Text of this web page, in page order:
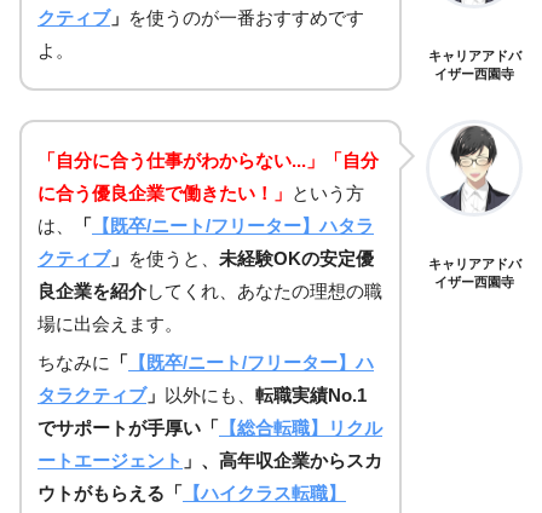
クティブ」 を使うのが一番おすすめです
よ。
キャリアアドバ
イザー西園寺
「自分に合う仕事がわからない...」「自分
に合う優良企業で働きたい！」 という方
は、
「 【既卒/ニート/フリーター】ハタラ
クティブ」 を使うと、 未経験OKの安定優
良企業を紹介してくれ、あなたの理想の職
場に出会えます。
ちなみに
「 【既卒/ニート/フリーター】ハ
タラクティブ」 以外にも、 転職実績No.1
でサポートが手厚い「 【総合転職】リクル
ートエージェント 」、高年収企業からスカ
ウトがもらえる「 【ハイクラス転職】
キャリアアドバ
イザー西園寺